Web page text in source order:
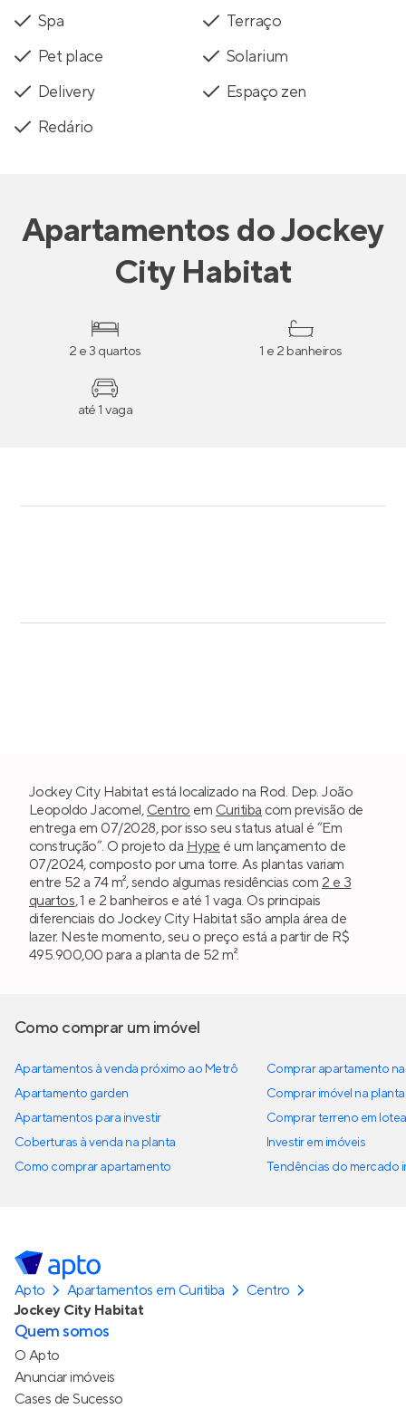
Spa
Terraço
Pet place
Solarium
Delivery
Espaço zen
Redário
ApartamentosdoJockey
City Habitat
2 e 3 quartos 1 e 2 banheiros
até 1 vaga
Jockey City Habitat está localizado na Rod. Dep. João
Leopoldo Jacomel, Centro em Curitiba com previsão de
entrega em 07/2028, por isso seu status atual é “Em
construção”. O projeto da Hype é um lançamento de
07/2024, composto por uma torre. As plantas variam
entre 52 a 74 m², sendo algumas residências com 2 e 3
quartos, 1 e 2 banheiros e até 1 vaga. Os principais
diferenciais do Jockey City Habitat são ampla área de
lazer. Neste momento, seu o preço está a partir de R$
495.900,00 para a planta de 52 m².
Como comprar um imóvel
Apartamentos à venda próximo ao Metrô
Apartamento garden
Apartamentos para investir
Coberturas à venda na planta
Como comprar apartamento
Comprar apartamento
Comprar imóvel na planta
Comprar terreno em
Investir em imóveis
Tendências do mercado
Apto Apartamentos em Curitiba
Centro
Jockey City Habitat
Quem somos
O Apto
Anunciar imóveis
Cases de Sucesso